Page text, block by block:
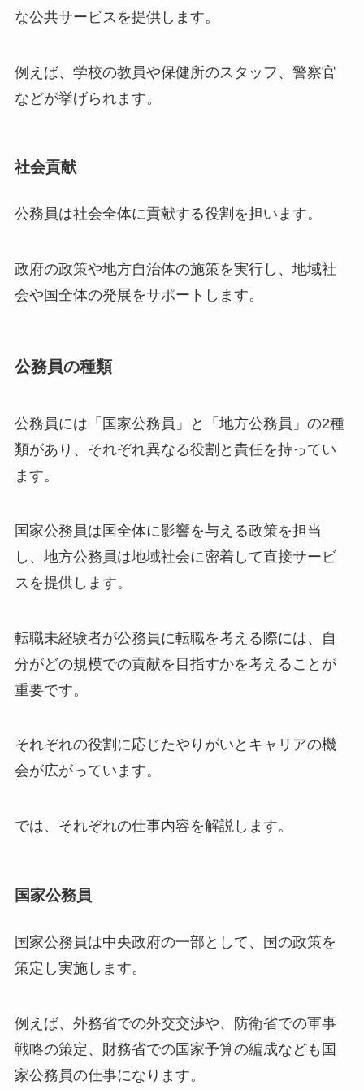
な公共サービスを提供します。
例えば、学校の教員や保健所のスタッフ、警察官
などが挙げられます。
社会貢献
公務員は社会全体に貢献する役割を担います。
政府の政策や地方自治体の施策を実行し、地域社
会や国全体の発展をサポートします。
公務員の種類
公務員には「国家公務員」と「地方公務員」の2種
類があり、それぞれ異なる役割と責任を持ってい
ます。
国家公務員は国全体に影響を与える政策を担当
し、地方公務員は地域社会に密着して直接サービ
スを提供します。
転職未経験者が公務員に転職を考える際には、自
分がどの規模での貢献を目指すかを考えることが
重要です。
それぞれの役割に応じたやりがいとキャリアの機
会が広がっています。
では、それぞれの仕事内容を解説します。
国家公務員
国家公務員は中央政府の一部として、国の政策を
策定し実施します。
例えば、外務省での外交交渉や、防衛省での軍事
戦略の策定、財務省での国家予算の編成なども国
家公務員の仕事になります。